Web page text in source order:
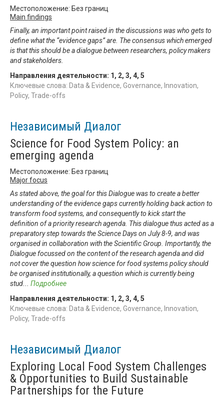
Местоположение: Без границ
Main findings
Finally, an important point raised in the discussions was who gets to
define what the “evidence gaps” are. The consensus which emerged
is that this should be a dialogue between researchers, policy makers
and stakeholders.
Направления деятельности: 1 , 2, 3, 4, 5
Ключевые слова: Data & Evidence, Governance, Innovation,
Policy, Trade-offs
Независимый Диалог
Science for Food System Policy: an
emerging agenda
Местоположение: Без границ
Major focus
As stated above, the goal for this Dialogue was to create a better
understanding of the evidence gaps currently holding back action to
transform food systems, and consequently to kick start the
definition of a priority research agenda. This dialogue thus acted as a
preparatory step towards the Science Days on July 8-9, and was
organised in collaboration with the Scientific Group. Importantly, the
Dialogue focussed on the content of the research agenda and did
not cover the question how science for food systems policy should
be organised institutionally, a question which is currently being
stud
Подробнее
Направления деятельности: 1 , 2, 3, 4, 5
Ключевые слова: Data & Evidence, Governance, Innovation,
Policy, Trade-offs
Независимый Диалог
Exploring Local Food System Challenges
& Opportunities to Build Sustainable
Partnerships for the Future